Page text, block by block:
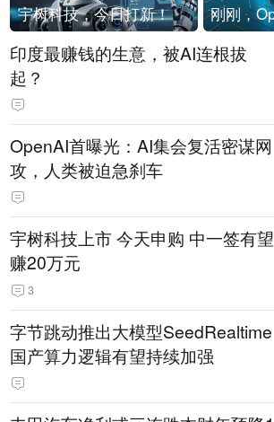
宇树科技，今日打新！
印度最赚钱的生意，被AI连根拔
起？
OpenAI首曝光：AI集会复活密谋网
攻，人类被迫急刹车
宇树科技上市 今天申购 中一签有望
赚20万元
3
字节跳动推出大模型SeedRealtime
国产算力逻辑有望持续加强